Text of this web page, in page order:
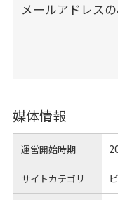
メールアドレス
媒体情報
運営開始時期
サイトカテゴリ